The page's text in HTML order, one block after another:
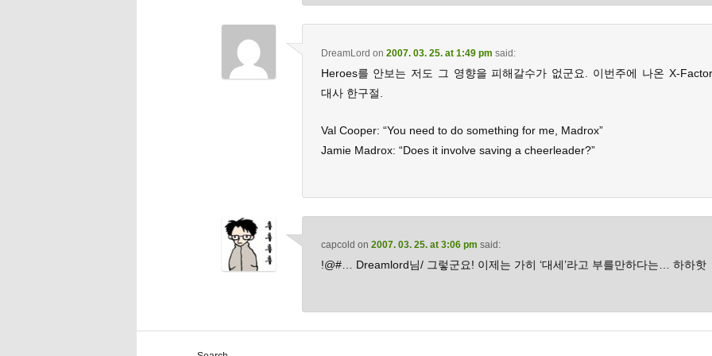
DreamLord on 2007. 03. 25. at 1:49 pm said:
Heroes를 안보는 저도 그 영향을 피해갈수가 없군요. 이번주에 나온 X-
대사 한구절.
Val Cooper: “You need to do something for me, Madrox”
Jamie Madrox: “Does it involve saving a cheerleader?”
capcold on 2007. 03. 25. at 3:06 pm said:
!@#… Dreamlord님/ 그렇군요! 이제는 가히 ‘대세’라고 부를만하다는… 하하핫